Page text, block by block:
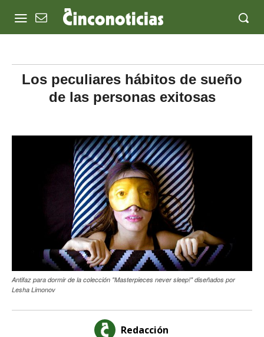
Los peculiares hábitos de sueño
de las personas exitosas
Antifaz para dormir de la colección "Masterpieces never sleep!" diseñados por
Lesha Limonov
Redacción